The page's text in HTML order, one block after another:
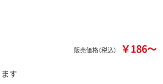
販売価格（税込） ￥186～
す